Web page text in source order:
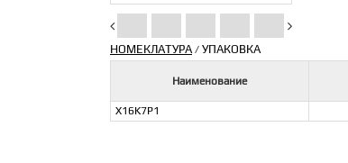
НОМЕКЛАТУРА/ УПАКОВКА
Наименование
X16K7P1